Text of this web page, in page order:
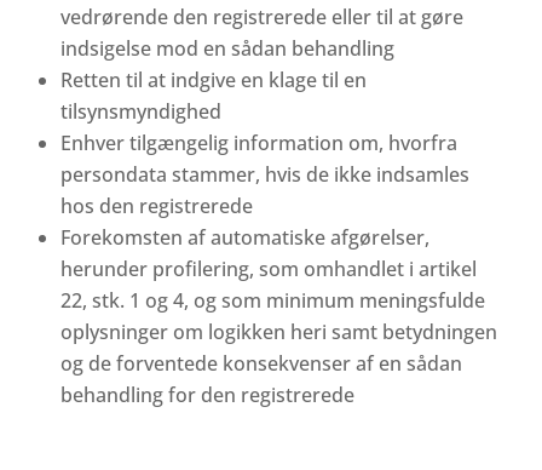
vedrørende den registrerede eller til at gøre
indsigelse mod en sådan behandling
Retten til at indgive en klage til en
tilsynsmyndighed
Enhver tilgængelig information om, hvorfra
persondata stammer, hvis de ikke indsamles
hos den registrerede
Forekomsten af automatiske afgørelser,
herunder profilering, som omhandlet i artikel
22, stk. 1 og 4, og som minimum meningsfulde
oplysninger om logikken heri samt betydningen
og de forventede konsekvenser af en sådan
behandling for den registrerede